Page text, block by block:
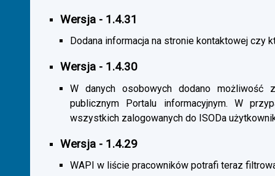
Wersja - 1.4.31
Dodana informacja na stronie kontaktowej czy
Wersja - 1.4.30
W danych osobowych dodano możliwość
publicznym Portalu informacyjnym. W
wszystkich zalogowanych do ISODa
Wersja - 1.4.29
WAPI w liście pracowników potrafi teraz